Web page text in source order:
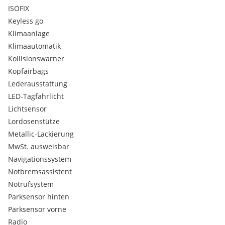
CO2-Effizienzklasse: A
sofort lieferbar
ISOFIX
Keyless go
Klimaanlage
Klimaautomatik
Kollisionswarner
Kopfairbags
Lederausstattung
LED-Tagfahrlicht
Lichtsensor
Lordosenstütze
Metallic-Lackierung
MwSt. ausweisbar
Navigationssystem
Notbremsassistent
Notrufsystem
Parksensor hinten
Parksensor vorne
Radio